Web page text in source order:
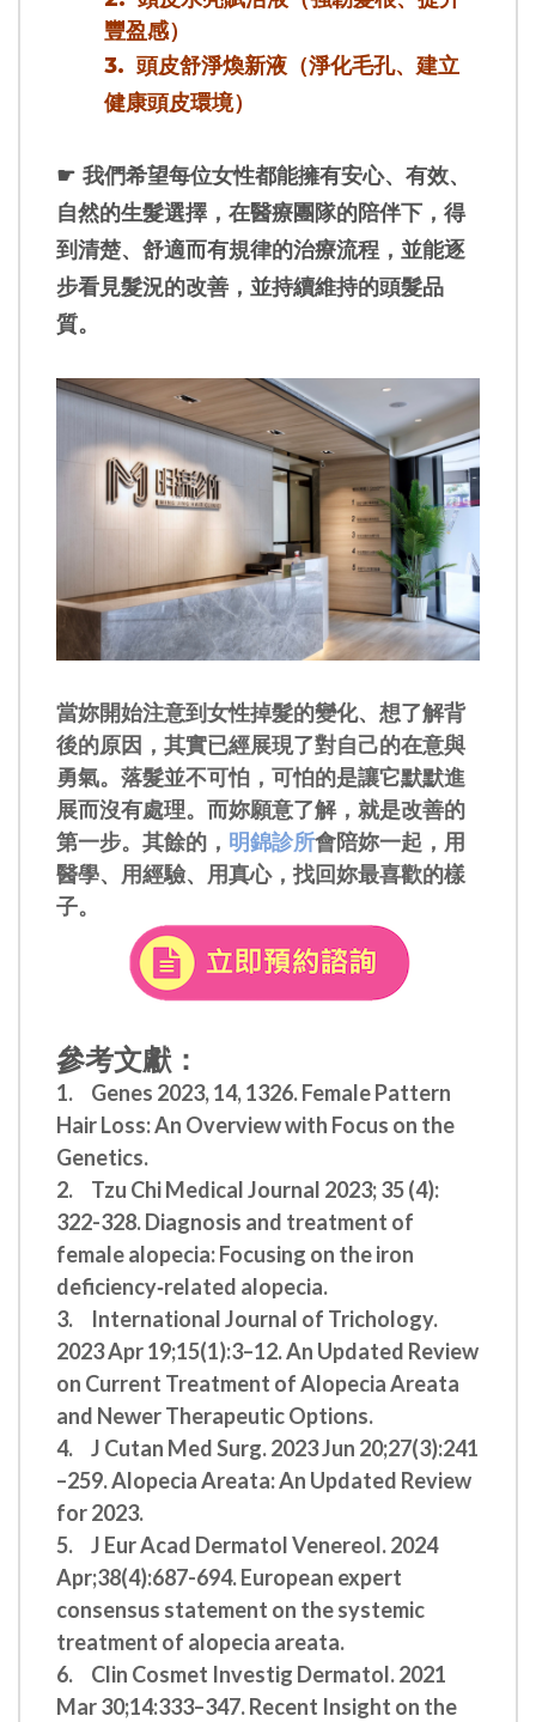
豐盈感）
3. 頭皮舒淨煥新液（淨化毛孔、建立
健康頭皮環境）
☛ 我們希望每位女性都能擁有安心、有效、
自然的生髮選擇，在醫療團隊的陪伴下，得
到清楚、舒適而有規律的治療流程，並能逐
步看見髮況的改善，並持續維持的頭髮品
質。
當妳開始注意到女性掉髮的變化、想了解背
後的原因，其實已經展現了對自己的在意與
勇氣。落髮並不可怕，可怕的是讓它默默進
展而沒有處理。而妳願意了解，就是改善的
第一步。其餘的， 明錦診所會陪妳一起，用
醫學、用經驗、用真心，找回妳最喜歡的樣
子。
參考文獻：
1. Genes 2023, 14, 1326. Female Pattern
Hair Loss: An Overview with Focus on the
Genetics.
2. Tzu Chi Medical Journal 2023; 35 (4):
322-328. Diagnosis and treatment of
female alopecia: Focusing on the iron
deficiency‑related alopecia.
3. International Journal of Trichology.
2023 Apr 19;15(1):3–12. An Updated Review
on Current Treatment of Alopecia Areata
and Newer Therapeutic Options.
4. J Cutan Med Surg. 2023 Jun 20;27(3):241
–259. Alopecia Areata: An Updated Review
for 2023.
5. J Eur Acad Dermatol Venereol. 2024
Apr;38(4):687-694. European expert
consensus statement on the systemic
treatment of alopecia areata.
6. Clin Cosmet Investig Dermatol. 2021
Mar 30;14:333–347. Recent Insight on the